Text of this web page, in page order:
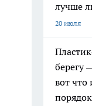
лучше
20 июля
берегу
вот